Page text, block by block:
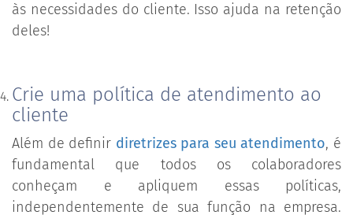
às necessidades do cliente. Isso ajuda na retenção
deles!
Crie uma política de atendimento ao
cliente
Além de definir diretrizes para seu atendimento, é
fundamental que todos os colaboradores
conheçam e apliquem essas políticas,
independentemente de sua função na empresa.